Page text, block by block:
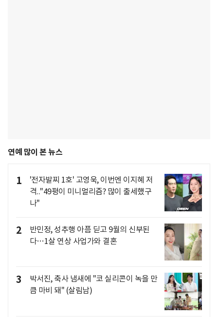
연예 많이 본 뉴스
1
'전자발찌 1호' 고영욱, 이번엔 이지혜 저
격.."49평이 미니멀리즘? 많이 출세했구
나"
2
반민정, 성추행 아픔 딛고 9월의 신부된
다…1살 연상 사업가와 결혼
3
박서진, 축사 냄새에 "코 실리콘이 녹을 만
큼 마비 돼" (살림남)